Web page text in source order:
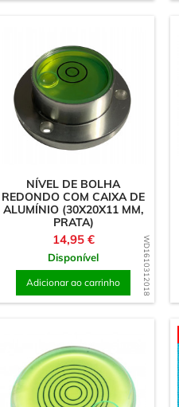
WD1610312018
NÍVEL DE BOLHA
REDONDO COM CAIXA DE
ALUMÍNIO (30X20X11 MM,
PRATA)
Preço
14,95 €
Disponível
Adicionar ao carrinho